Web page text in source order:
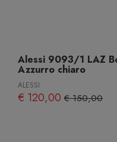
Alessi 9093/1 LAZ
Azzurro chiaro
ALESSI
€ 120,00 € 150,00